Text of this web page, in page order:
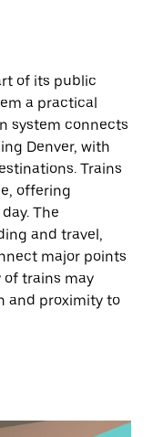
of its public
a practical
system connects
Denver, with
Trains
offering
The
and travel,
major points
of trains may
and proximity to